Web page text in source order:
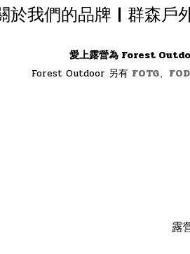
於我們的品牌 | 群森
愛上露營為 Forest
Forest Outdoor 另有 FOTG、
露